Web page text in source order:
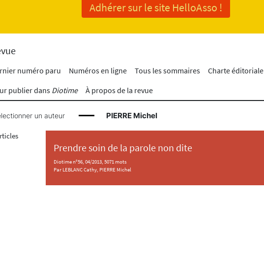
Adhérer sur le site HelloAsso !
numéro paru Numéros en ligne Tous les sommaires
Charte éditoriale
publier dansDiotime À propos de la revue
un auteur PIERRE Michel
Prendre soin de la parole non dite
Diotime n°56, 04/2013, 5071 mots
Par LEBLANC Cathy, PIERRE Michel